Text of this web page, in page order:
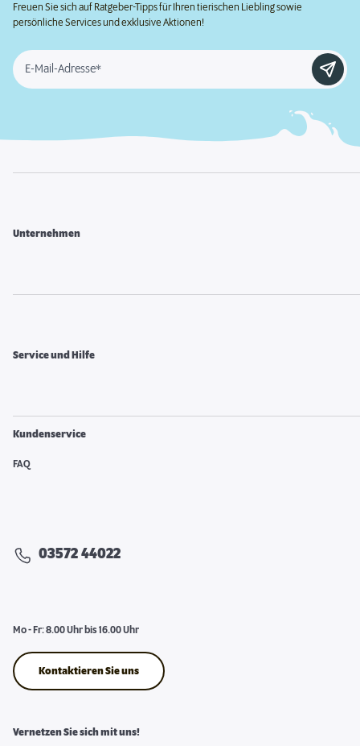
Freuen Sie sich auf Ratgeber-Tipps für Ihren tierischen Liebling sowie
persönliche Services und exklusive Aktionen!
E-Mail-Adresse*
Unternehmen
Service und Hilfe
Kundenservice
FAQ
03572 44022
Mo - Fr: 8.00 Uhr bis 16.00 Uhr
Kontaktieren Sie uns
Vernetzen Sie sich mit uns!